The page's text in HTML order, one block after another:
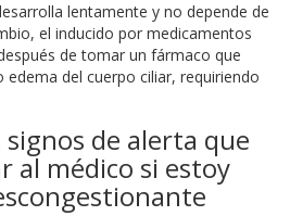
lentamente y no depende de
el inducido por medicamentos
de tomar un fármaco que
del cuerpo ciliar, requiriendo
signos de alerta que
al médico si estoy